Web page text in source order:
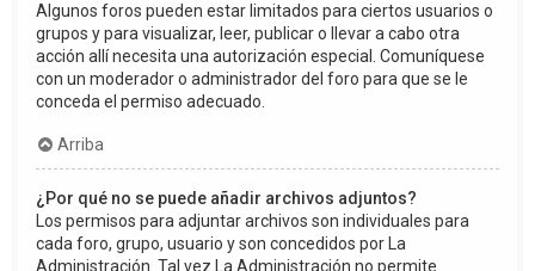
Algunos foros pueden estar limitados para ciertos usuarios o
grupos y para visualizar, leer, publicar o llevar a cabo otra
acción allí necesita una autorización especial. Comuníquese
con un moderador o administrador del foro para que se le
conceda el permiso adecuado.
Arriba
¿Por qué no se puede añadir archivos adjuntos?
Los permisos para adjuntar archivos son individuales para
cada foro, grupo, usuario y son concedidos por La
Administración. Tal vez La Administración no permite